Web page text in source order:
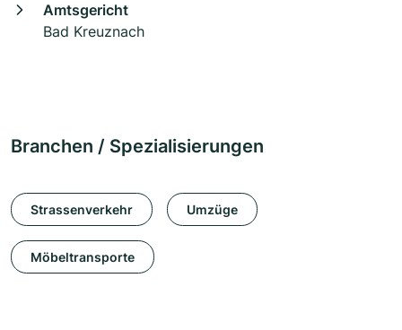
Amtsgericht
Bad Kreuznach
Branchen / Spezialisierungen
Strassenverkehr Umzüge
Möbeltransporte